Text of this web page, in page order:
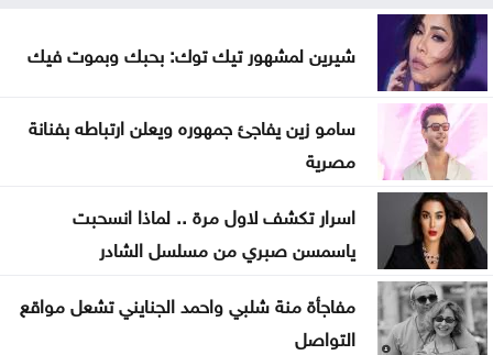
شيرين لمشهور تيك توك: بحبك وبموت فيك
سامو زين يفاجئ جمهوره ويعلن ارتباطه بفنانة
مصرية
اسرار تكشف لاول مرة .. لماذا انسحبت
ياسمسن صبري من مسلسل الشادر
مفاجأة منة شلبي واحمد الجنايني تشعل مواقع
التواصل